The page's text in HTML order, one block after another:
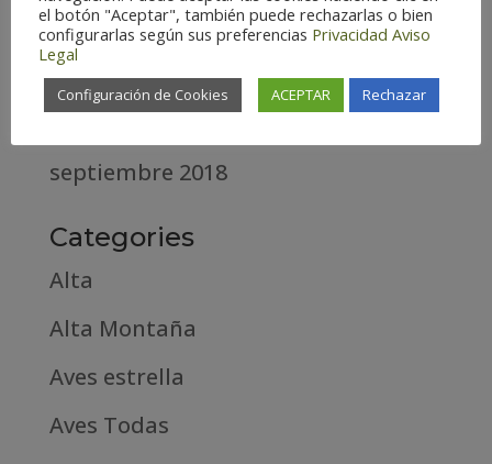
abril 2020
marzo 2020
septiembre 2018
Categories
Alta
Alta Montaña
Aves estrella
Aves Todas
el botón "Aceptar", también puede rechazarlas o bien
configurarlas según sus preferencias Privacidad Aviso
Legal
Configuración de Cookies ACEPTAR Rechazar